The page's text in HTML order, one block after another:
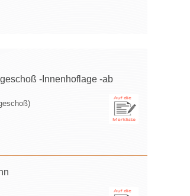
-Innenhoflage -ab